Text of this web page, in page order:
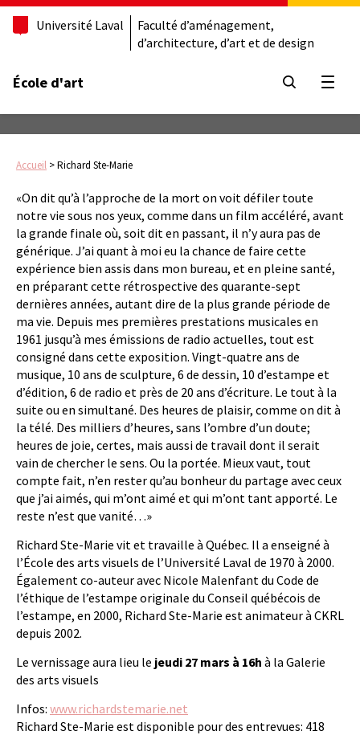
Université Laval
Faculté d’aménagement,
d’architecture, d’art et de design
École d'art
Accueil >Richard Ste-Marie
«On dit qu’à l’approche de la mort on voit défiler toute
notre vie sous nos yeux, comme dans un film accéléré, avant
la grande finale où, soit dit en passant, il n’y aura pas de
générique. J’ai quant à moi eu la chance de faire cette
expérience bien assis dans mon bureau, et en pleine santé,
en préparant cette rétrospective des quarante-sept
dernières années, autant dire de la plus grande période de
ma vie. Depuis mes premières prestations musicales en
1961 jusqu’à mes émissions de radio actuelles, tout est
consigné dans cette exposition. Vingt-quatre ans de
musique, 10 ans de sculpture, 6 de dessin, 10 d’estampe et
d’édition, 6 de radio et près de 20 ans d’écriture. Le tout à la
suite ou en simultané. Des heures de plaisir, comme on dit à
la télé. Des milliers d’heures, sans l’ombre d’un doute;
heures de joie, certes, mais aussi de travail dont il serait
vain de chercher le sens. Ou la portée. Mieux vaut, tout
compte fait, n’en rester qu’au bonheur du partage avec ceux
que j’ai aimés, qui m’ont aimé et qui m’ont tant apporté. Le
reste n’est que vanité…»
Richard Ste-Marie vit et travaille à Québec. Il a enseigné à
l’École des arts visuels de l’Université Laval de 1970 à 2000.
Également co-auteur avec Nicole Malenfant du Code de
l’éthique de l’estampe originale du Conseil québécois de
l’estampe, en 2000, Richard Ste-Marie est animateur à CKRL
depuis 2002.
Le vernissage aura lieu le jeudi 27 mars à 16h à la Galerie
des arts visuels
Infos: www.richardstemarie.net
Richard Ste-Marie est disponible pour des entrevues: 418